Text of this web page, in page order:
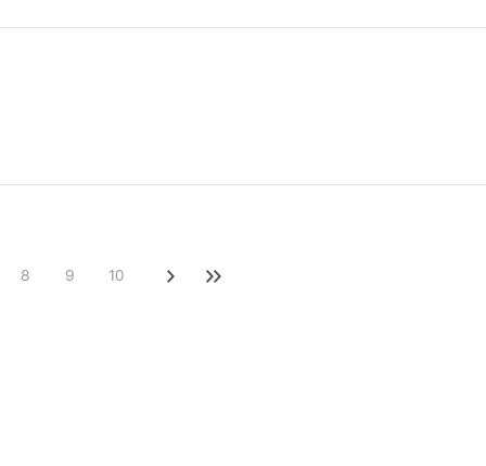
8 9 10